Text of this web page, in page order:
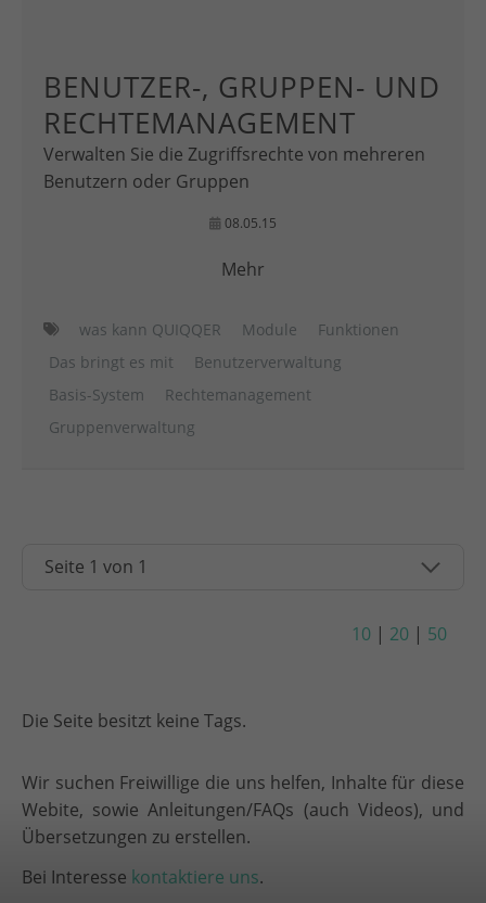
BENUTZER-, GRUPPEN- UND
RECHTEMANAGEMENT
Verwalten Sie die Zugriffsrechte von mehreren
Benutzern oder Gruppen
08.05.15
Mehr
was kann QUIQQER Module
Funktionen
Das bringt es mit
Benutzerverwaltung
Basis-System
Rechtemanagement
Gruppenverwaltung
10 | 20 | 50
Die Seite besitzt keine Tags.
Wir suchen Freiwillige die uns helfen, Inhalte für diese
Webite, sowie Anleitungen/FAQs (auch Videos), und
Übersetzungen zu erstellen.
Bei Interesse kontaktiere uns.